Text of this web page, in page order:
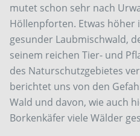
mutet schon sehr nach
Höllenpforten. Etwas höher
gesunder Laubmischwald,
seinem reichen Tier- und
des Naturschutzgebietes
berichtet uns von den
Wald und davon, wie auch
Borkenkäfer viele Wälder